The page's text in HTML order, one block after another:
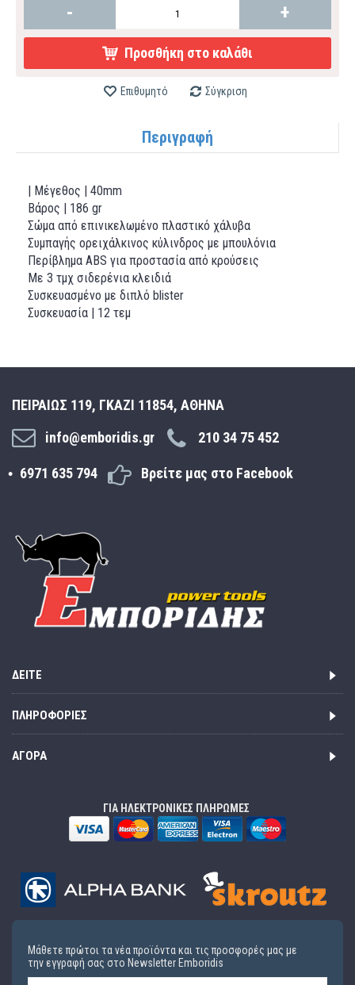
- +
Προσθήκη στο καλάθι
Επιθυμητό Σύγκριση
Περιγραφή
| Μέγεθος | 40mm
Βάρος | 186 gr
Σώμα από επινικελωμένο πλαστικό χάλυβα
Συμπαγής ορειχάλκινος κύλινδρος με μπουλόνια
Περίβλημα ABS για προστασία από κρούσεις
Με 3 τμχ σιδερένια κλειδιά
Συσκευασμένο με διπλό blister
Συσκευασία | 12 τεμ
ΠΕΙΡΑΙΩΣ 119, ΓΚΑΖΙ 11854, ΑΘΗΝΑ
info@emboridis.gr
210 34 75 452
6971 635 794 Βρείτε μας στο Facebook
ΔΕΊΤΕ
ΠΛΗΡΟΦΟΡΊΕΣ
ΑΓΟΡΆ
ΓΙΑ ΗΛΕΚΤΡΟΝΙΚΕΣ ΠΛΗΡΩΜΕΣ
Μάθετε πρώτοι τα νέα προϊόντα και τις προσφορές μας με
την εγγραφή σας στο Newsletter Emboridis